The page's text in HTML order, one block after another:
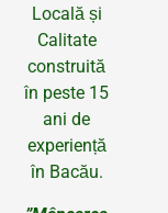
Locală și
Calitate
construită
în peste 15
ani de
experiență
în Bacău.